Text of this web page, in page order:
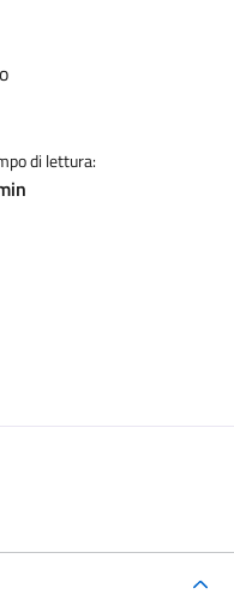
di lettura: